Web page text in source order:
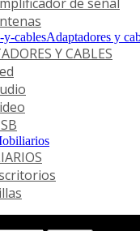
Adaptadores y
Y CABLES